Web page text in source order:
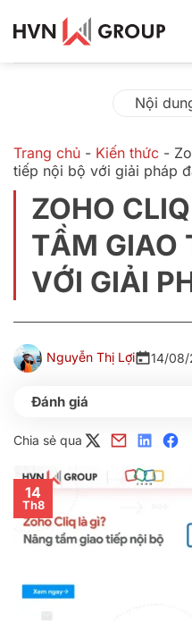
qua
nội
dung
Nội
Trang chủ - Kiến thức -
tiếp nội bộ với giải pháp
ZOHO
TẦM GIAO
VỚI GIẢI
Nguyễn Thị Lợi 14/
Chia sẻ qua
14
Th8